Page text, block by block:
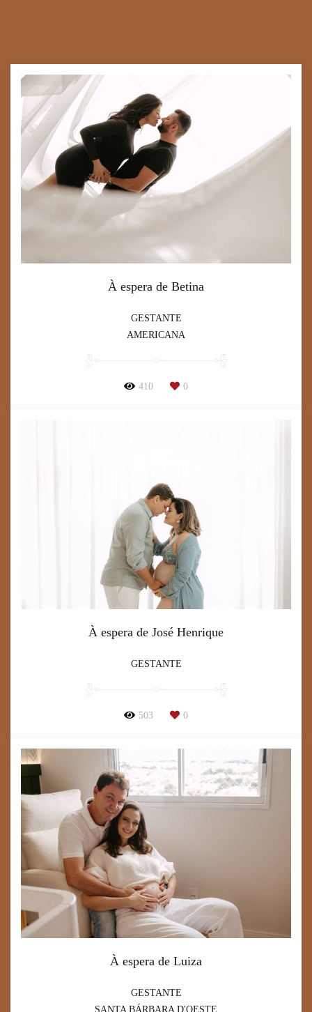
À espera de Betina
GESTANTE
AMERICANA
410 0
À espera de José Henrique
GESTANTE
503 0
À espera de Luiza
GESTANTE
SANTA BÁRBARA D'OESTE